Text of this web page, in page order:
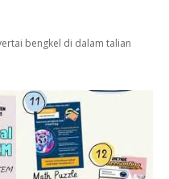
bengkel di dalam talian